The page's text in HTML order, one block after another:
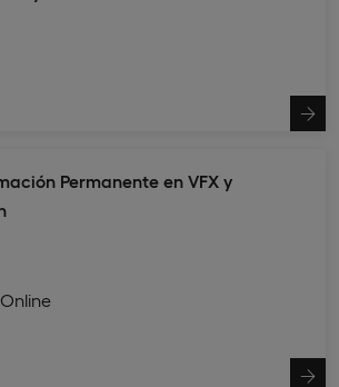
Permanente en VFX y
Online